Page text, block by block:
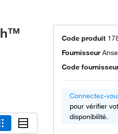
Code produit
Fournisseur
Code
Connectez-
pour vérifier
disponibilité.